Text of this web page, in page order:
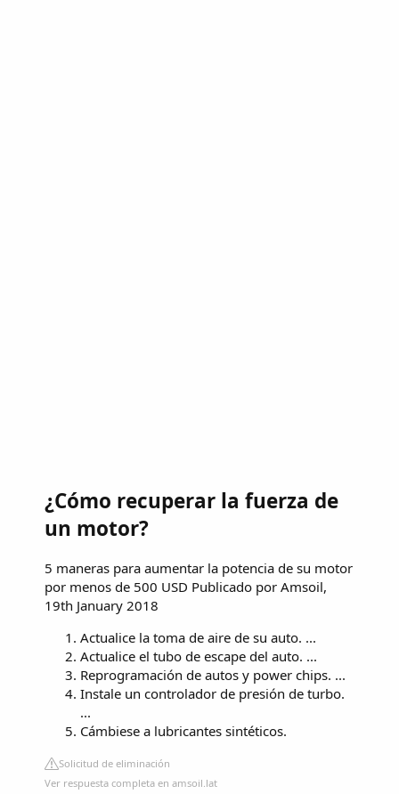
¿Cómo recuperar la fuerza de
un motor?
5 maneras para aumentar la potencia de su motor
por menos de 500 USD Publicado por Amsoil,
19th January 2018
Actualice la toma de aire de su auto. ...
Actualice el tubo de escape del auto. ...
Reprogramación de autos y power chips. ...
Instale un controlador de presión de turbo.
...
Cámbiese a lubricantes sintéticos.
Solicitud de eliminación
Ver respuesta completa en amsoil.lat